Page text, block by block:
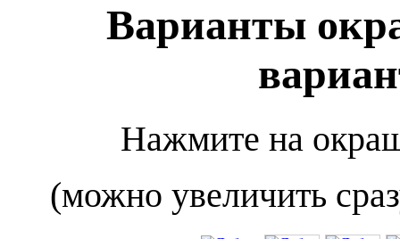
Варианты
Нажмите на
(можно увеличить